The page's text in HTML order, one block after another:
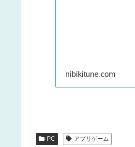
nibikitune.com
PC アプリゲーム